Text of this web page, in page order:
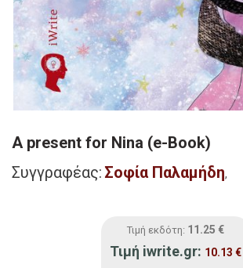
A present for Nina (e-Book)
Συγγραφέας:Σοφία Παλαμήδη,
Τιμή εκδότη: 11.25 €
Τιμή iwrite.gr: 10.13 €